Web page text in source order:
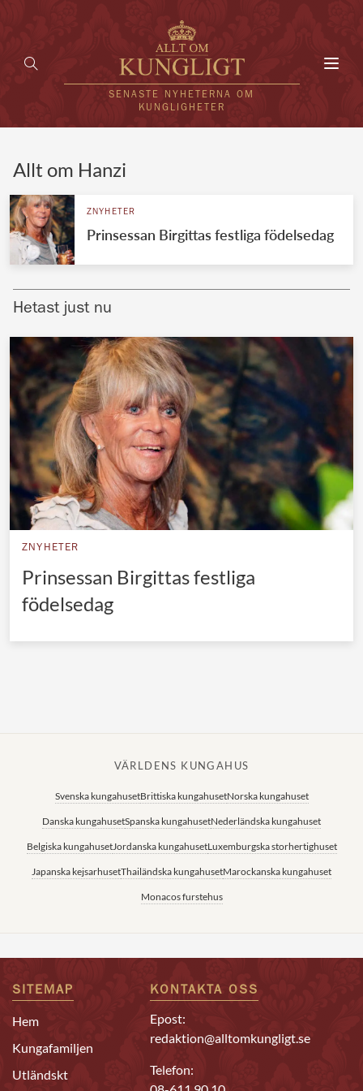
SENASTE NYHETERNA OM
KUNGLIGHETER
UTLÄNDSKT
VÄRLDENS KUNGAHUS
Brittiska kungahuset
Norska kungahuset
Danska kungahuset
Spanska kungahuset
Nederländska kungahuset
Belgiska kungahuset
Jordanska kungahuset
Japanska kejsarhuset
REDAKTION
Allt om Hanzi
ZNYHETER
Prinsessan Birgittas festliga födelsedag
Hetast just nu
ZNYHETER
Prinsessan Birgittas festliga
födelsedag
VÄRLDENS KUNGAHUS
Svenska kungahusetBrittiska kungahusetNorska kungahuset
Danska kungahusetSpanska kungahusetNederländska kungahuset
Belgiska kungahusetJordanska kungahusetLuxemburgska storhertighuset
Japanska kejsarhusetThailändska kungahusetMarockanska kungahuset
Monacos furstehus
SITEMAP
Hem
Kungafamiljen
Utländskt
KONTAKTA OSS
Epost:
redaktion@alltomkungligt.se
Telefon: